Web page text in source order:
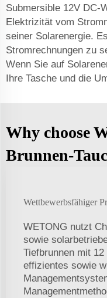
Submersible 12V DC-
Elektrizität vom
seiner Solarenergie.
Stromrechnungen zu
Wenn Sie auf
Ihre Tasche und die
Why choose
Brunnen-
Wettbewerbsfähiger
WETONG nutzt
sowie
Tiefbrunnen mit
effizientes sowie